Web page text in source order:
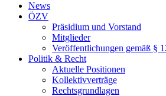
News
ÖZV
Präsidium und Vorstand
Mitglieder
Veröffentlichungen gemäß §
Politik & Recht
Aktuelle Positionen
Kollektivverträge
Rechtsgrundlagen